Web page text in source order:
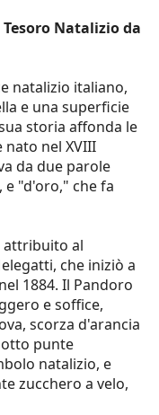
Natalizio da
natalizio italiano,
e una superficie
storia affonda le
nato nel XVIII
da due parole
e "d'oro," che fa
attribuito al
che iniziò a
1884. Il Pandoro
e soffice,
scorza d'arancia
otto punte
natalizio, e
zucchero a velo,